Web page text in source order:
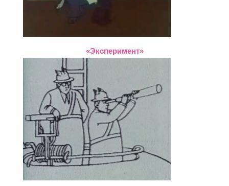
«Эксперимент»